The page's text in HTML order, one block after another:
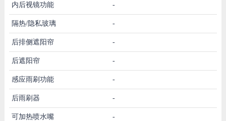
内后视镜功能 -
隔热/隐私玻璃 -
后排侧遮阳帘 -
后遮阳帘 -
感应雨刷功能 -
后雨刷器 -
可加热喷水嘴 -